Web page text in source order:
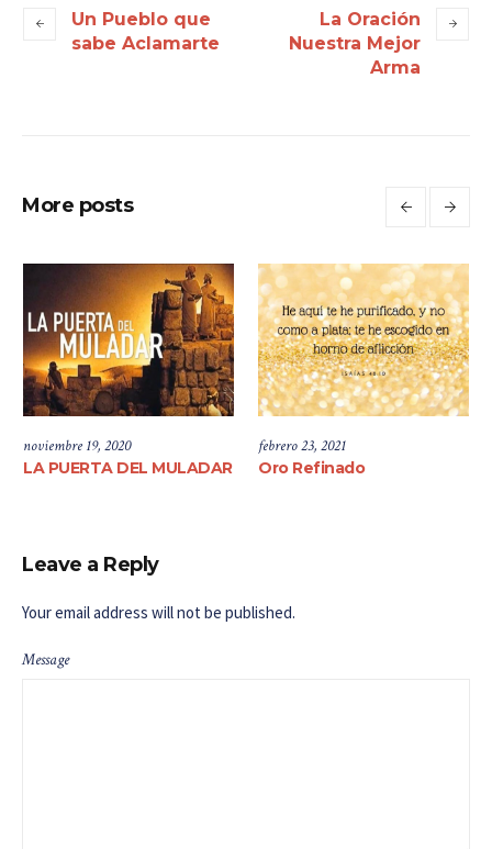
Un Pueblo que
sabe Aclamarte
La Oración
Nuestra Mejor
Arma
More posts
noviembre 19, 2020
LA PUERTA DEL MULADAR
febrero 23, 2021
Oro Refinado
Leave a Reply
Your email address will not be published.
Message